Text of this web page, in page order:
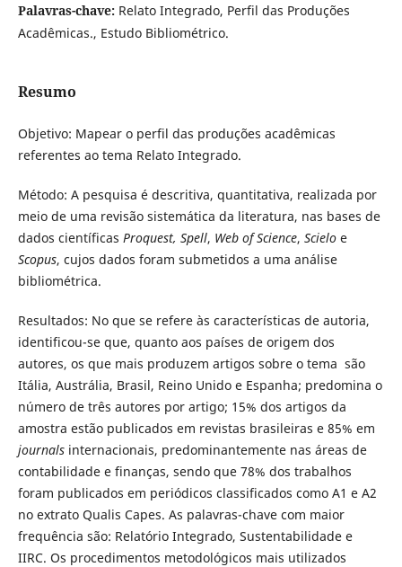
Palavras-chave: Relato Integrado, Perfil das Produções
Acadêmicas., Estudo Bibliométrico.
Resumo
Objetivo: Mapear o perfil das produções acadêmicas
referentes ao tema Relato Integrado.
Método: A pesquisa é descritiva, quantitativa, realizada por
meio de uma revisão sistemática da literatura, nas bases de
dados científicas Proquest, Spell, Web of Science, Scielo e
Scopus, cujos dados foram submetidos a uma análise
bibliométrica.
Resultados: No que se refere às características de autoria,
identificou-se que, quanto aos países de origem dos
autores, os que mais produzem artigos sobre o tema são
Itália, Austrália, Brasil, Reino Unido e Espanha; predomina o
número de três autores por artigo; 15% dos artigos da
amostra estão publicados em revistas brasileiras e 85% em
journalsinternacionais, predominantemente nas áreas de
contabilidade e finanças, sendo que 78% dos trabalhos
foram publicados em periódicos classificados como A1 e A2
no extrato Qualis Capes. As palavras-chave com maior
frequência são: Relatório Integrado, Sustentabilidade e
IIRC. Os procedimentos metodológicos mais utilizados